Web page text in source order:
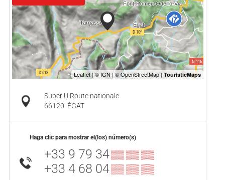
Super U Route nationale
66120 ÉGAT
Haga clic para mostrar el(los) número(s)
+33 9 79 34▒▒ ▒▒ ▒▒
+33 4 68 04▒▒ ▒▒ ▒▒